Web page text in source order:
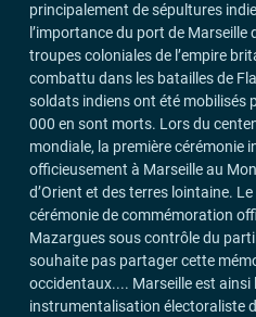
principalement de sépultures
l’importance du port de
troupes coloniales de l’empire
combattu dans les batailles de
soldats indiens ont été mobilisés
000 en sont morts. Lors du
mondiale, la première cérémonie
officieusement à Marseille au
d’Orient et des terres lointaine.
cérémonie de commémoration
Mazargues sous contrôle du
souhaite pas partager cette
occidentaux.... Marseille est ainsi
instrumentalisation électoraliste